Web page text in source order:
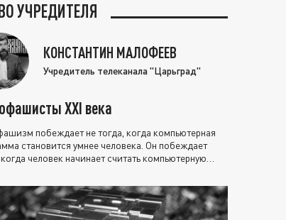
УЧРЕДИТЕЛЯ
КОНСТАНТИН МАЛОФЕЕВ
Учредитель телеканала "Царьград"
XXI века
побеждает не тогда, когда компьютерная
становится умнее человека. Он побеждает
человек начинает считать компьютерную